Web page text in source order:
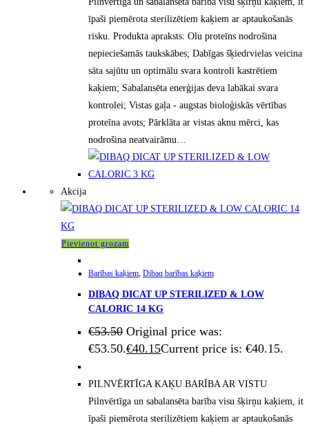
īpaši piemērota sterilizētiem kaķiem ar aptaukošanās
risku. Produkta apraksts: Olu proteīns nodrošina
nepieciešamās taukskābes; Dabīgas šķiedrvielas veicina
sāta sajūtu un optimālu svara kontroli kastrētiem
kaķiem; Sabalansēta enerģijas deva labākai svara
kontrolei; Vistas gaļa - augstas bioloģiskās vērtības
proteīna avots; Pārklāta ar vistas aknu mērci, kas
nodrošina neatvairāmu…
Akcija
Pievienot grozam
Barības kaķiem, Dibaq barības kaķiem
DIBAQ DICAT UP STERILIZED & LOW
CALORIC 14 KG
€53.50 Original price was:
€53.50.€40.15Current price is: €40.15.
PILNVĒRTĪGA KAĶU BARĪBA AR VISTU
Pilnvērtīga un sabalansēta barība visu šķirņu kaķiem, it
īpaši piemērota sterilizētiem kaķiem ar aptaukošanās